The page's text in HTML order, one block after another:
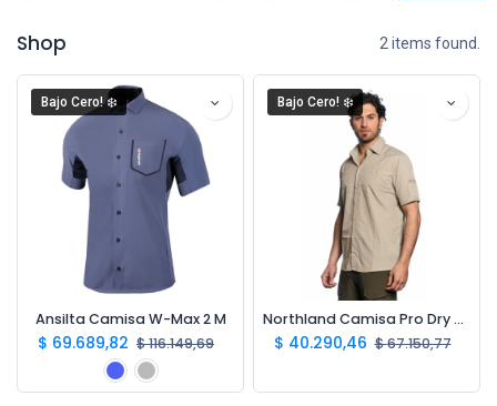
Shop 2 items found.
Bajo Cero! ❄️
Ansilta Camisa W-Max 2 M
$ 69.689,82 $116.149,69
Bajo Cero! ❄️
Northland Camisa Pro Dry M/C Hombre
$ 40.290,46 $67.150,77
Ivo · Refugio 73